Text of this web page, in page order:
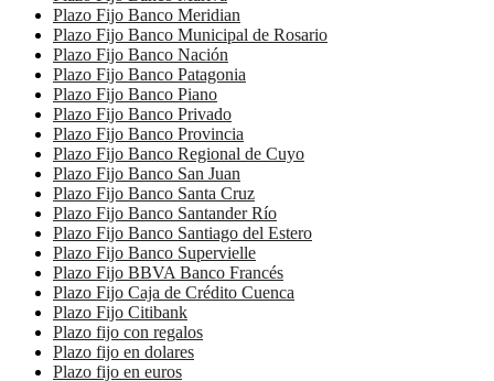
Plazo Fijo Banco Meridian
Plazo Fijo Banco Municipal de Rosario
Plazo Fijo Banco Nación
Plazo Fijo Banco Patagonia
Plazo Fijo Banco Piano
Plazo Fijo Banco Privado
Plazo Fijo Banco Provincia
Plazo Fijo Banco Regional de Cuyo
Plazo Fijo Banco San Juan
Plazo Fijo Banco Santa Cruz
Plazo Fijo Banco Santander Río
Plazo Fijo Banco Santiago del Estero
Plazo Fijo Banco Supervielle
Plazo Fijo BBVA Banco Francés
Plazo Fijo Caja de Crédito Cuenca
Plazo Fijo Citibank
Plazo fijo con regalos
Plazo fijo en dolares
Plazo fijo en euros